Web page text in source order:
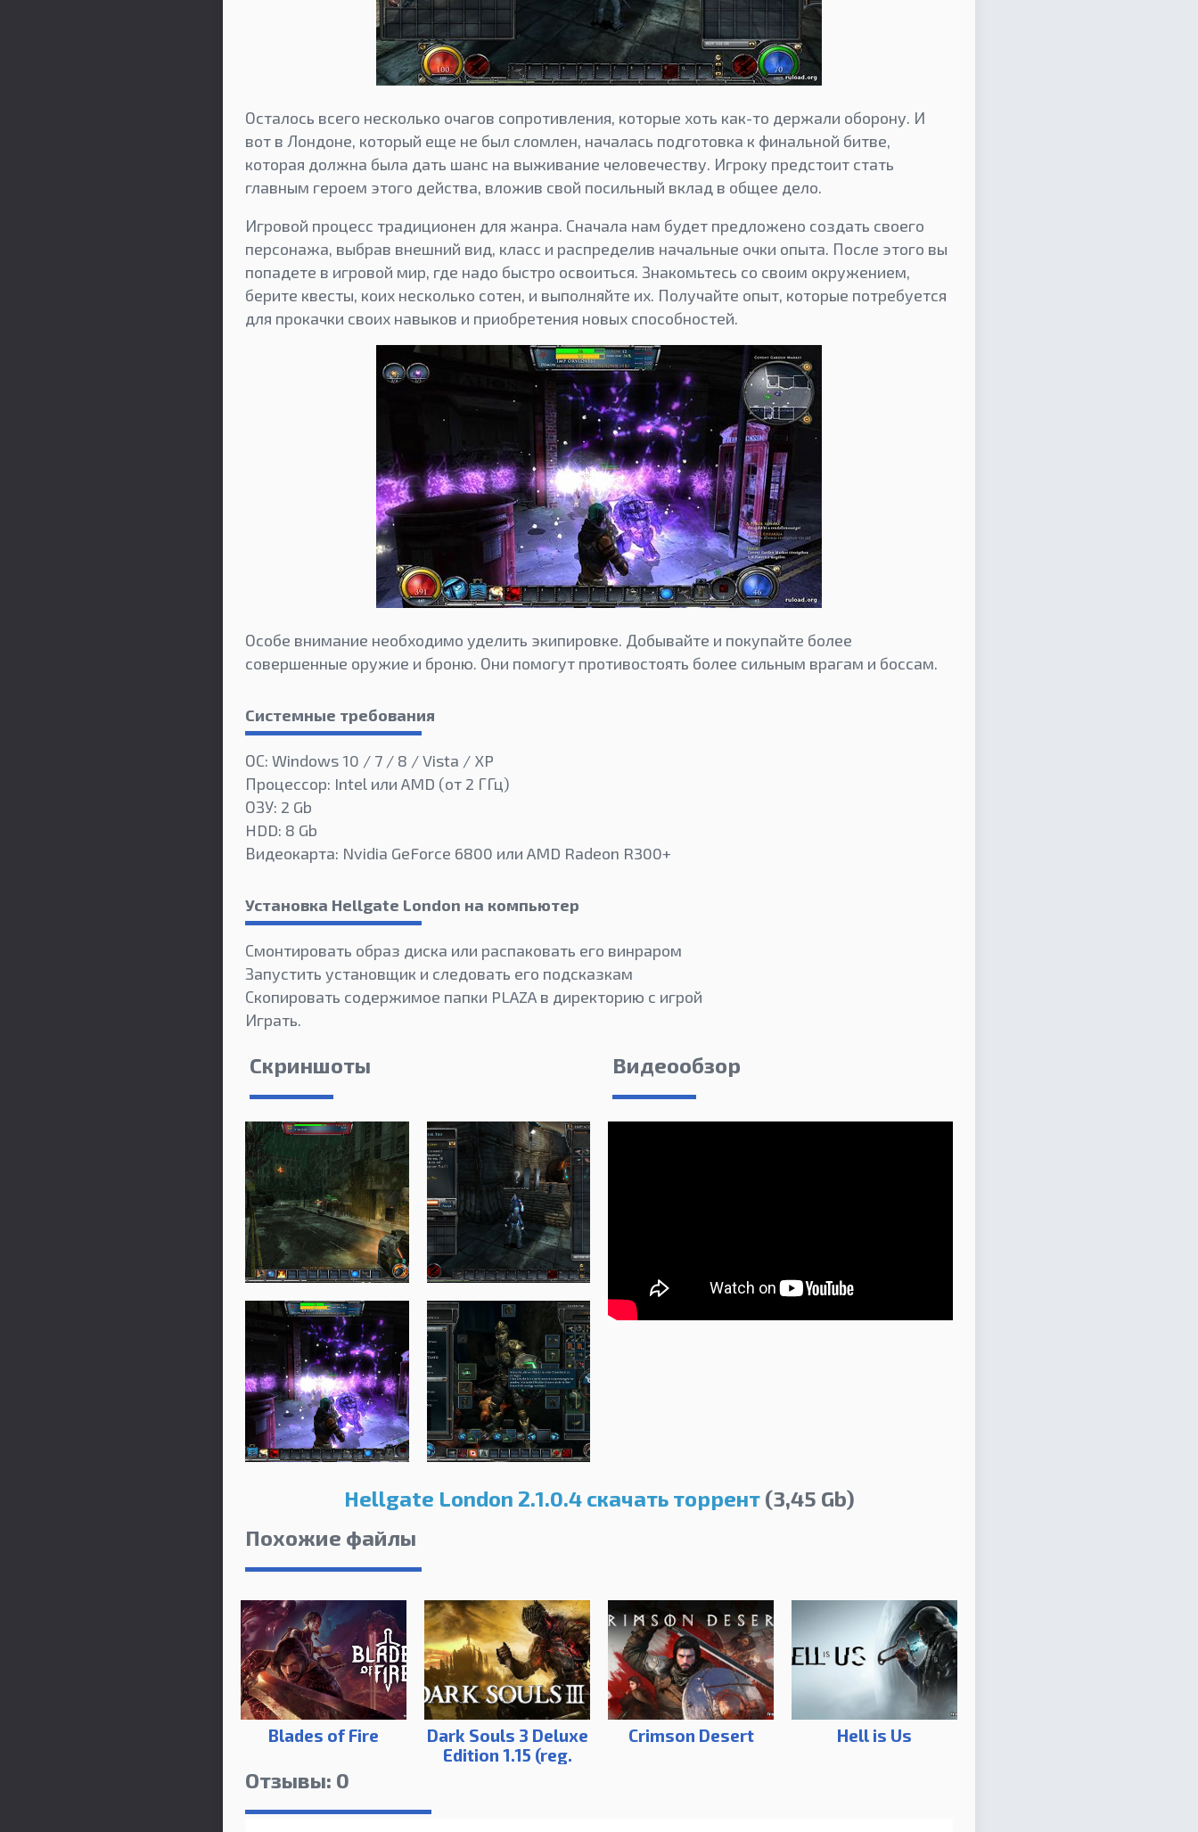
Осталось всего несколько очагов сопротивления, которые хоть как-то держали оборону. И
вот в Лондоне, который еще не был сломлен, началась подготовка к финальной битве,
которая должна была дать шанс на выживание человечеству. Игроку предстоит стать
главным героем этого действа, вложив свой посильный вклад в общее дело.
Игровой процесс традиционен для жанра. Сначала нам будет предложено создать своего
персонажа, выбрав внешний вид, класс и распределив начальные очки опыта. После этого вы
попадете в игровой мир, где надо быстро освоиться. Знакомьтесь со своим окружением,
берите квесты, коих несколько сотен, и выполняйте их. Получайте опыт, которые потребуется
для прокачки своих навыков и приобретения новых способностей.
Особе внимание необходимо уделить экипировке. Добывайте и покупайте более
совершенные оружие и броню. Они помогут противостоять более сильным врагам и боссам.
Системные требования
ОС: Windows 10 / 7 / 8 / Vista / XP
Процессор: Intel или AMD (от 2 ГГц)
ОЗУ: 2 Gb
HDD: 8 Gb
Видеокарта: Nvidia GeForce 6800 или AMD Radeon R300+
Установка Hellgate London на компьютер
Смонтировать образ диска или распаковать его винраром
Запустить установщик и следовать его подсказкам
Скопировать содержимое папки PLAZA в директорию с игрой
Играть.
Скриншоты Видеообзор
Hellgate London 2.1.0.4 скачать торрент(3,45 Gb)
Похожие файлы
Blades of Fire
Dark Souls 3 Deluxe
Edition 1.15 (reg.
Crimson Desert Hell is Us
Отзывы: 0